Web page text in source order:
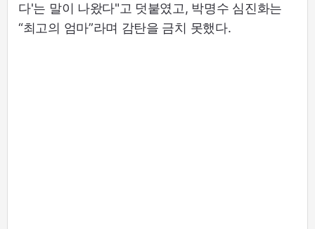
다'는 말이 나왔다"고 덧붙였고, 박명수 심진화는
“최고의 엄마”라며 감탄을 금치 못했다.